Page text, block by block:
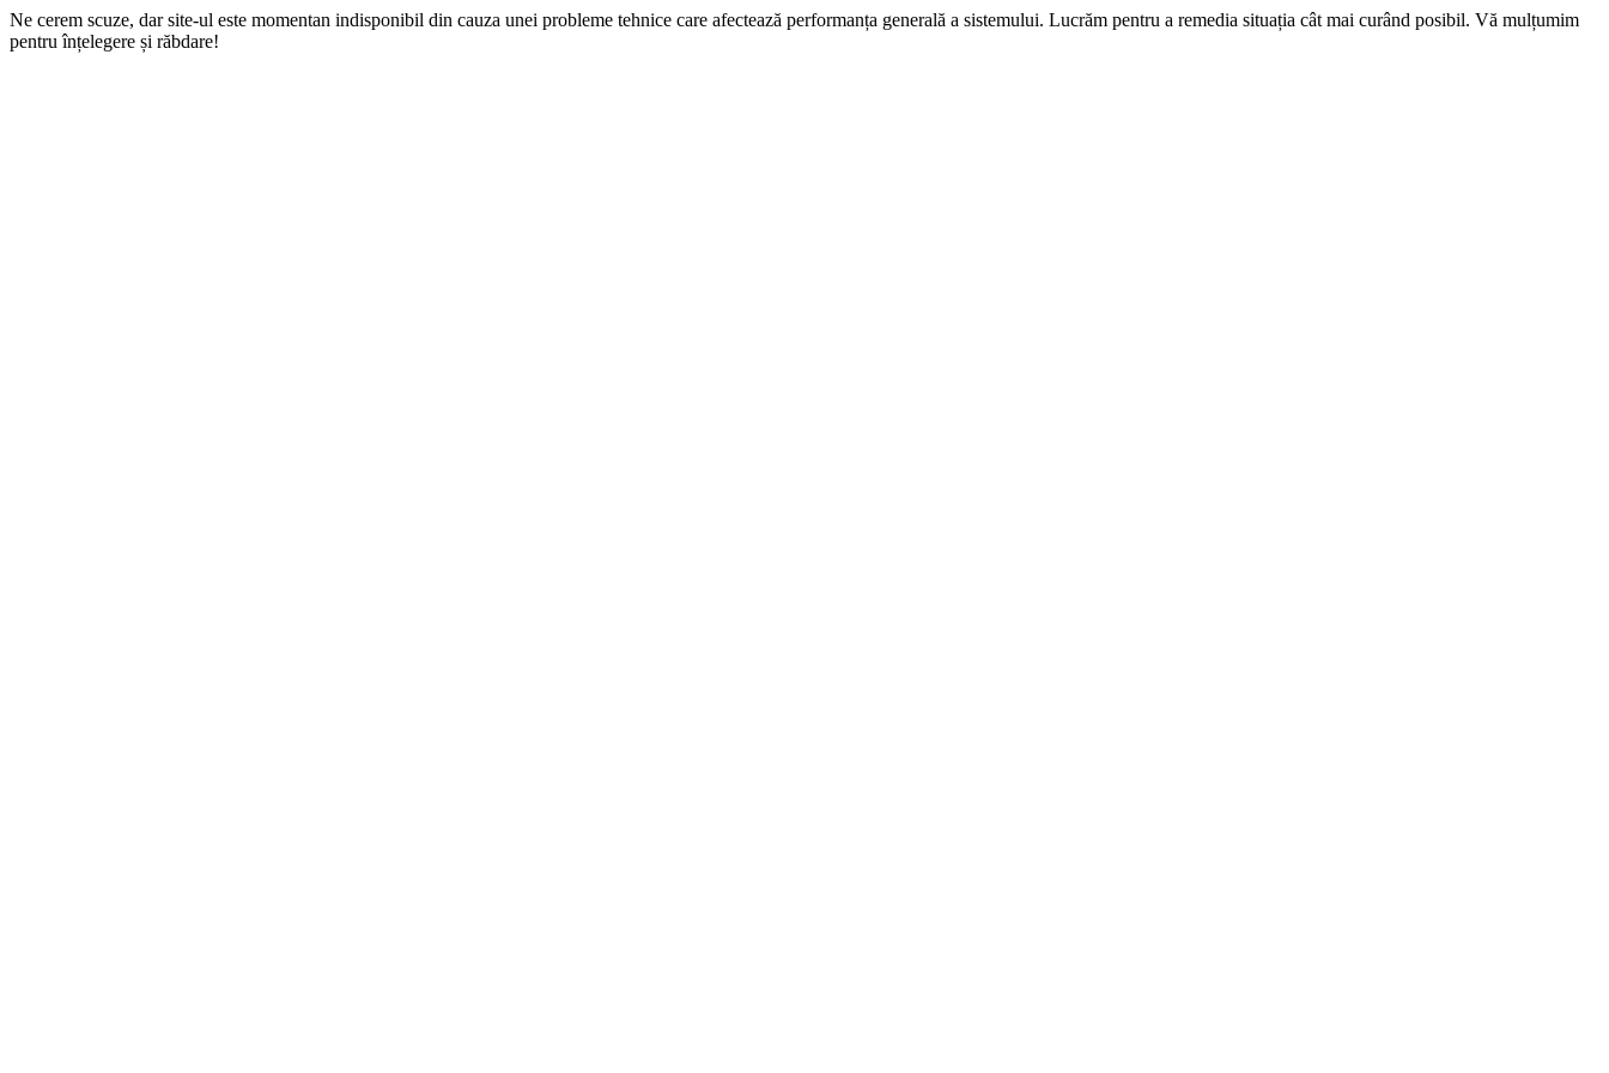
Ne cerem scuze, dar site-ul este momentan indisponibil din cauza unei probleme tehnice care afectează performanța generală a sistemului. Lucrăm pentru a remedia situația cât mai curând posibil. Vă mulțumim
pentru înțelegere și răbdare!